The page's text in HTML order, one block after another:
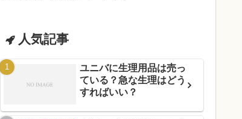
人気記事
ユニバに生理用品は売っ
ている？急な生理はどう
すればいい？